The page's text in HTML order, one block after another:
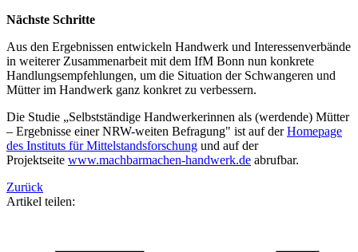
Nächste Schritte
Aus den Ergebnissen entwickeln Handwerk und Interessenverbände
in weiterer Zusammenarbeit mit dem IfM Bonn nun konkrete
Handlungsempfehlungen, um die Situation der Schwangeren und
Mütter im Handwerk ganz konkret zu verbessern.
Die Studie „Selbstständige Handwerkerinnen als (werdende) Mütter
– Ergebnisse einer NRW-weiten Befragung" ist auf derHomepage
des Instituts für Mittelstandsforschung und auf der
Projektseite www.machbarmachen-handwerk.de abrufbar.
Zurück
Artikel teilen: